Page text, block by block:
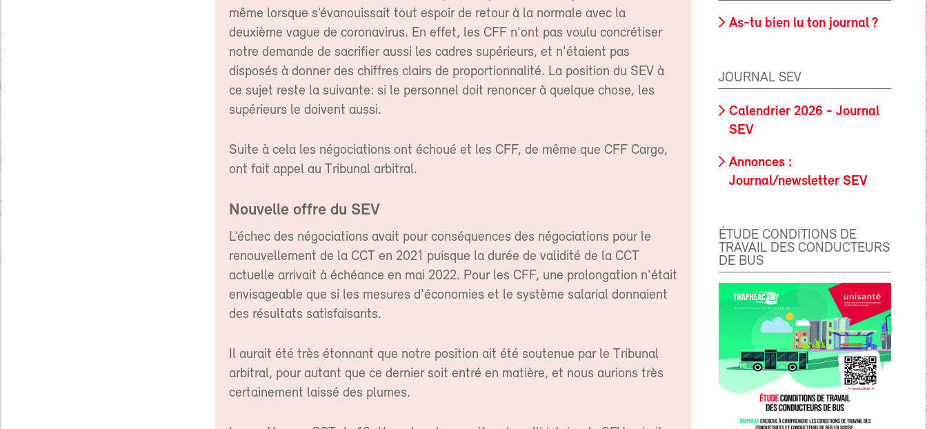
même lorsque s’évanouissait tout espoir de retour à la normale avec la
deuxième vague de coronavirus. En effet, les CFF n'ont pas voulu concrétiser
notre demande de sacrifier aussi les cadres supérieurs, et n'étaient pas
disposés à donner des chiffres clairs de proportionnalité. La position du SEV à
ce sujet reste la suivante: si le personnel doit renoncer à quelque chose, les
supérieurs le doivent aussi.
Suite à cela les négociations ont échoué et les CFF, de même que CFF Cargo,
ont fait appel au Tribunal arbitral.
Nouvelle offre du SEV
L’échec des négociations avait pour conséquences des négociations pour le
renouvellement de la CCT en 2021 puisque la durée de validité de la CCT
actuelle arrivait à échéance en mai 2022. Pour les CFF, une prolongation n'était
envisageable que si les mesures d'économies et le système salarial donnaient
des résultats satisfaisants.
Il aurait été très étonnant que notre position ait été soutenue par le Tribunal
arbitral, pour autant que ce dernier soit entré en matière, et nous aurions très
certainement laissé des plumes.
As-tu bien lu ton journal ?
JOURNAL SEV
Calendrier 2026 - Journal
SEV
Annonces :
Journal/newsletter SEV
ÉTUDE CONDITIONS DE
TRAVAIL DES CONDUCTEURS
DE BUS